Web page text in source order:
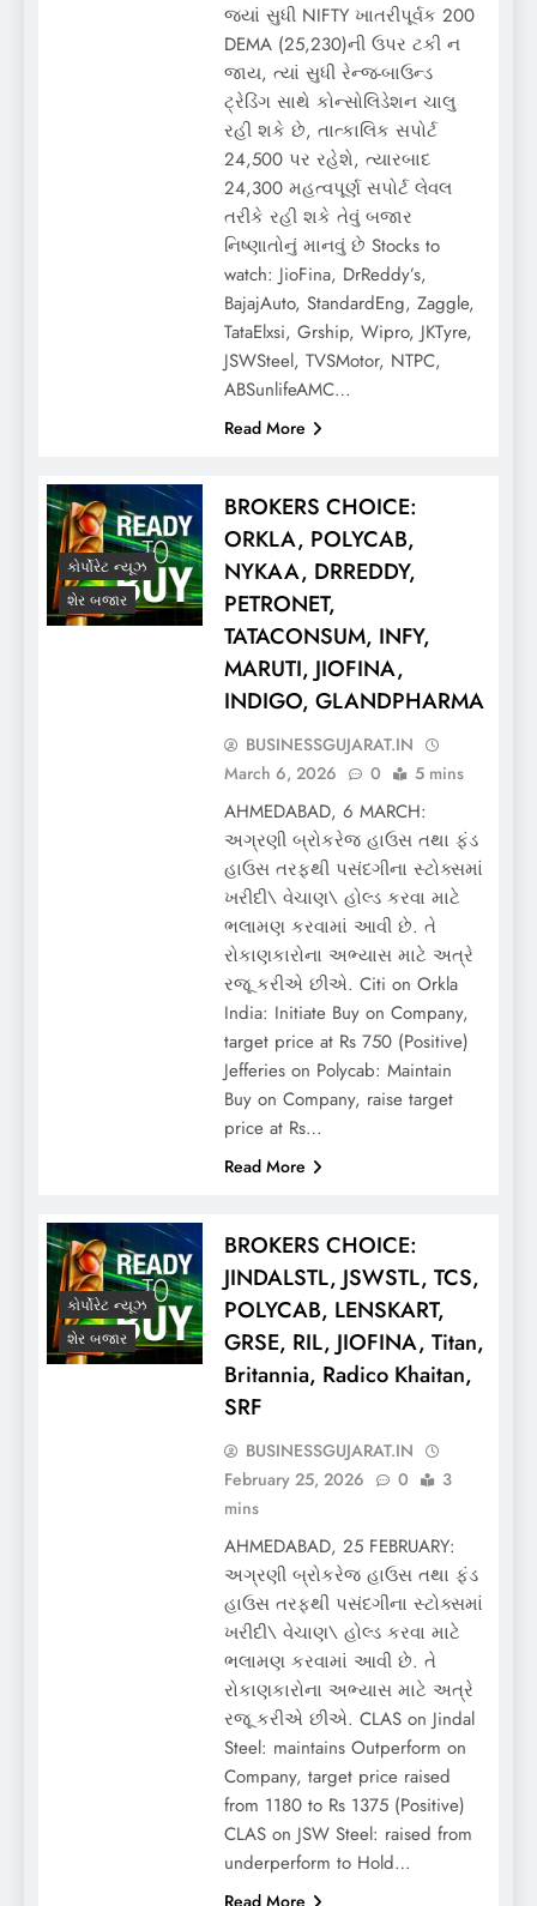
જ્યાં સુધી NIFTY ખાતરીપૂર્વક 200
DEMA (25,230)ની ઉપર ટકી ન
જાય, ત્યાં સુધી રેન્જ-બાઉન્ડ
ટ્રેડિંગ સાથે કોન્સોલિડેશન ચાલુ
રહી શકે છે, તાત્કાલિક સપોર્ટ
24,500 પર રહેશે, ત્યારબાદ
24,300 મહત્વપૂર્ણ સપોર્ટ લેવલ
તરીકે રહી શકે તેવું બજાર
નિષ્ણાતોનું માનવું છે Stocks to
watch: JioFina, DrReddy’s,
BajajAuto, StandardEng, Zaggle,
TataElxsi, Grship, Wipro, JKTyre,
JSWSteel, TVSMotor, NTPC,
ABSunlifeAMC…
Read More
કોર્પોરેટ ન્યૂઝ
શેર બજાર
BROKERS CHOICE:
ORKLA, POLYCAB,
NYKAA, DRREDDY,
PETRONET,
TATACONSUM, INFY,
MARUTI, JIOFINA,
INDIGO, GLANDPHARMA
BUSINESSGUJARAT.IN
March 6, 2026
0 5 mins
AHMEDABAD, 6 MARCH:
અગ્રણી બ્રોકરેજ હાઉસ તથા ફંડ
હાઉસ તરફથી પસંદગીના સ્ટોક્સમાં
ખરીદી\ વેચાણ\ હોલ્ડ કરવા માટે
ભલામણ કરવામાં આવી છે. તે
રોકાણકારોના અભ્યાસ માટે અત્રે
રજૂ કરીએ છીએ. Citi on Orkla
India: Initiate Buy on Company,
target price at Rs 750 (Positive)
Jefferies on Polycab: Maintain
Buy on Company, raise target
price at Rs…
Read More
કોર્પોરેટ ન્યૂઝ
શેર બજાર
BROKERS CHOICE:
JINDALSTL, JSWSTL, TCS,
POLYCAB, LENSKART,
GRSE, RIL, JIOFINA, Titan,
Britannia, Radico Khaitan,
SRF
BUSINESSGUJARAT.IN
February 25, 2026
0
3
mins
AHMEDABAD, 25 FEBRUARY:
અગ્રણી બ્રોકરેજ હાઉસ તથા ફંડ
હાઉસ તરફથી પસંદગીના સ્ટોક્સમાં
ખરીદી\ વેચાણ\ હોલ્ડ કરવા માટે
ભલામણ કરવામાં આવી છે. તે
રોકાણકારોના અભ્યાસ માટે અત્રે
રજૂ કરીએ છીએ. CLAS on Jindal
Steel: maintains Outperform on
Company, target price raised
from 1180 to Rs 1375 (Positive)
CLAS on JSW Steel: raised from
underperform to Hold…
Read More